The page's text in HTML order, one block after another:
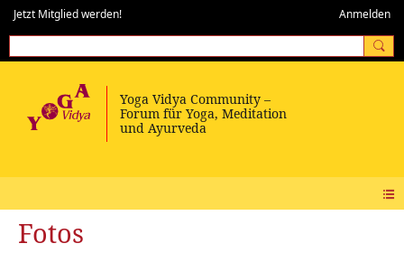
Jetzt Mitglied werden! Anmelden
Fotos